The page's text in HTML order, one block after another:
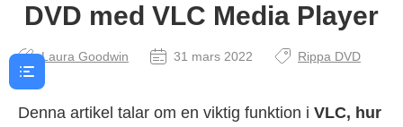
DVD med VLC Media Player
Laura Goodwin 31 mars 2022 Rippa DVD
Denna artikel talar om en viktig funktion i VLC, hur